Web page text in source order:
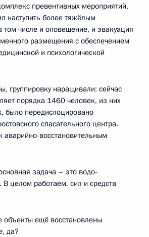
превентивных мероприятий,
наступить более тяжёлым
том числе и оповещение, и эвакуация
размещения с обеспечением
и психологической
группировку наращивали: сейчас
порядка 1460 человек, из них
передислоцировано
спасательного центра.
аварийно-восстановительным
задача – это водо-
В целом работаем, сил и средств
объекты ещё восстановлены
да?